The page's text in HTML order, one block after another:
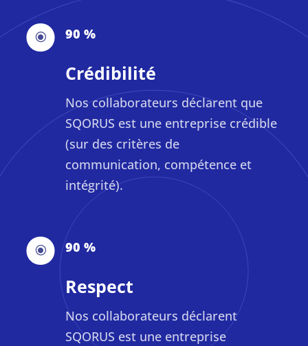
90 %
Crédibilité
Nos collaborateurs déclarent que
SQORUS est une entreprise crédible
(sur des critères de
communication, compétence et
intégrité).
\
90 %
Respect
Nos collaborateurs déclarent
SQORUS est une entreprise
\